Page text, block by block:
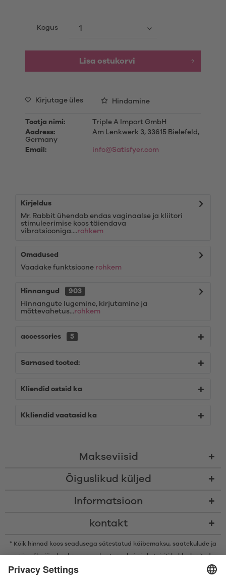
Kogus
Lisa ostukorvi
Kirjutage üles Hindamine
Tootja nimi:
Triple A Import GmbH
Aadress:
Am Lenkwerk 3, 33615 Bielefeld,
Germany
Email:
info@Satisfyer.com
Kirjeldus
Mr. Rabbit ühendab endas vaginaalse ja kliitori
stimuleerimise koos täiendava
vibratsiooniga....rohkem
Omadused
Vaadake funktsioone rohkem
Hinnangud
903
Hinnangute lugemine, kirjutamine ja
mõttevahetus...rohkem
accessories 5
Sarnased tooted:
Kliendid ostsid ka
Kkliendid vaatasid ka
Makseviisid
Õiguslikud küljed
Informatsioon
kontakt
* Kõik hinnad koos seadusega sätestatud käibemaksu, saatekulude ja
võimalike järelmaksu osamaksetega, kui ei ole teisiti kokku lepitud
* Bluetooth®-i sõnamärk ja logod on ettevõtte Bluetooth SIG, Inc.